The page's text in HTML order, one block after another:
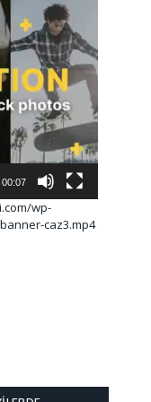
00:07
wp-
caz3.mp4